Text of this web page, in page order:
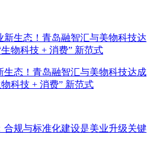
生态！青岛融智汇与美物科技达成
科技 + 消费” 新范式